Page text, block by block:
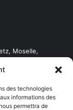
des technologies
informations des
permettra de
Moselle,